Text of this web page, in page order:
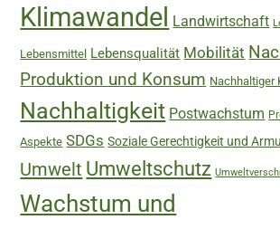
Klimawandel Landwirtschaft
Lebensmittel Lebensqualität Mobilität
Produktion und Konsum Nachhaltiger
Nachhaltigkeit Postwachstum
Aspekte SDGs Soziale Gerechtigkeit und
Umwelt Umweltschutz
Wachstum und